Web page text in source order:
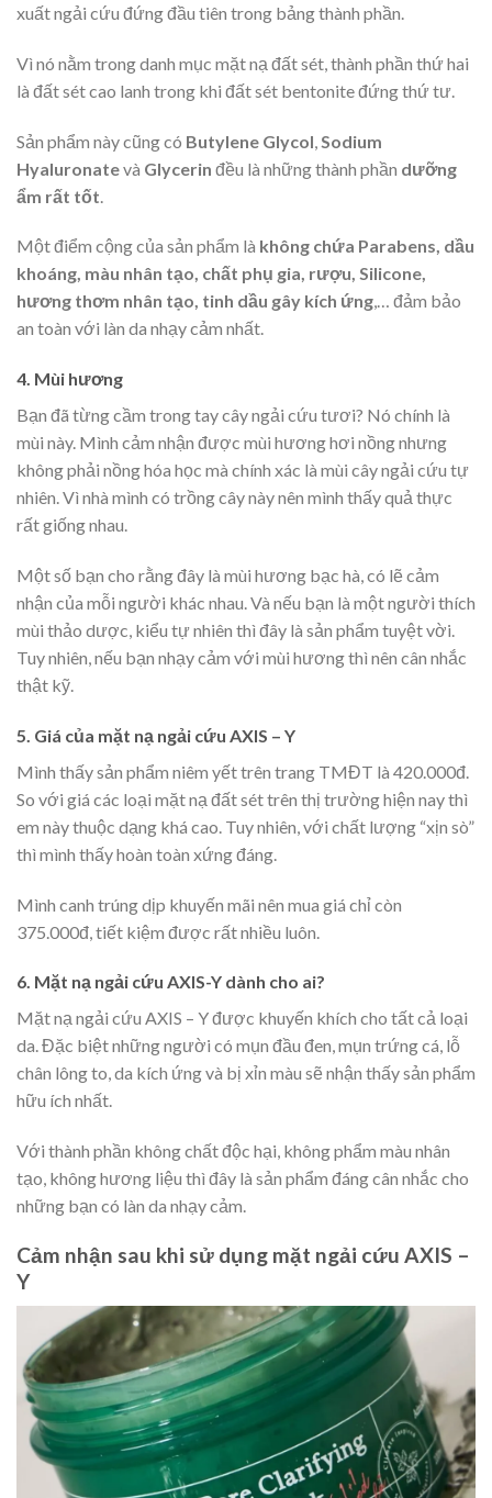
xuất ngải cứu đứng đầu tiên trong bảng thành phần.
Vì nó nằm trong danh mục mặt nạ đất sét, thành phần thứ hai
là đất sét cao lanh trong khi đất sét bentonite đứng thứ tư.
Sản phẩm này cũng có Butylene Glycol Sodium
Hyaluronatevà Glycerin đều là những thành phần dưỡng
ẩm rất tốt
Một điểm cộng của sản phẩm là không chứa Parabens, dầu
khoáng, màu nhân tạo, chất phụ gia, rượu, Silicone,
hương thơm nhân tạo, tinh dầu gây kích ứng,… đảm bảo
an toàn với làn da nhạy cảm nhất.
4. Mùi hương
Bạn đã từng cầm trong tay cây ngải cứu tươi? Nó chính là
mùi này. Mình cảm nhận được mùi hương hơi nồng nhưng
không phải nồng hóa học mà chính xác là mùi cây ngải cứu tự
nhiên. Vì nhà mình có trồng cây này nên mình thấy quả thực
rất giống nhau.
Một số bạn cho rằng đây là mùi hương bạc hà, có lẽ cảm
nhận của mỗi người khác nhau. Và nếu bạn là một người thích
mùi thảo dược, kiểu tự nhiên thì đây là sản phẩm tuyệt vời.
Tuy nhiên, nếu bạn nhạy cảm với mùi hương thì nên cân nhắc
thật kỹ.
5. Giá của mặt nạ ngải cứu AXIS – Y
Mình thấy sản phẩm niêm yết trên trang TMĐT là 420.000đ.
So với giá các loại mặt nạ đất sét trên thị trường hiện nay thì
em này thuộc dạng khá cao. Tuy nhiên, với chất lượng “xịn sò”
thì mình thấy hoàn toàn xứng đáng.
Mình canh trúng dịp khuyến mãi nên mua giá chỉ còn
375.000đ, tiết kiệm được rất nhiều luôn.
6. Mặt nạ ngải cứu AXIS-Y dành cho ai?
Mặt nạ ngải cứu AXIS – Y được khuyến khích cho tất cả loại
da. Đặc biệt những người có mụn đầu đen, mụn trứng cá, lỗ
chân lông to, da kích ứng và bị xỉn màu sẽ nhận thấy sản phẩm
hữu ích nhất.
Với thành phần không chất độc hại, không phẩm màu nhân
tạo, không hương liệu thì đây là sản phẩm đáng cân nhắc cho
những bạn có làn da nhạy cảm.
Cảm nhận sau khi sử dụng mặt ngải cứu AXIS –
Y